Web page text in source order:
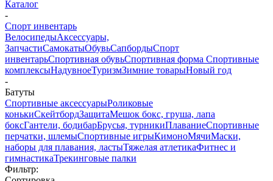
Каталог
-
Спорт инвентарь
ВелосипедыАксессуары,
ЗапчастиСамокатыОбувьСапбордыСпорт
инвентарьСпортивная обувьСпортивная форма Спортивные
комплексыНадувноеТуризмЗимние товарыНовый год
-
Батуты
Спортивные аксессуарыРоликовые
конькиСкейтбордЗащитаМешок бокс, груша, лапа
боксГантели, бодибарБрусья, турникиПлаваниеСпортивные
перчатки, шлемыСпортивные игрыКимоноМячиМаски,
наборы для плавания, ластыТяжелая атлетикаФитнес и
гимнастикаТрекинговые палки
Фильтр: